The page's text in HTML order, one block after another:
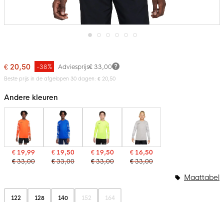
begin
van
gallerij
€ 20,50 Adviesprijs€ 33,00
-38%
Beste prijs in de afgelopen 30 dagen: € 20,50
Andere kleuren
€ 19,99
€ 33,00
€ 19,50
€ 33,00
€ 19,50
€ 33,00
€ 16,50
€ 33,00
122 128 140 152 164
Maattabel